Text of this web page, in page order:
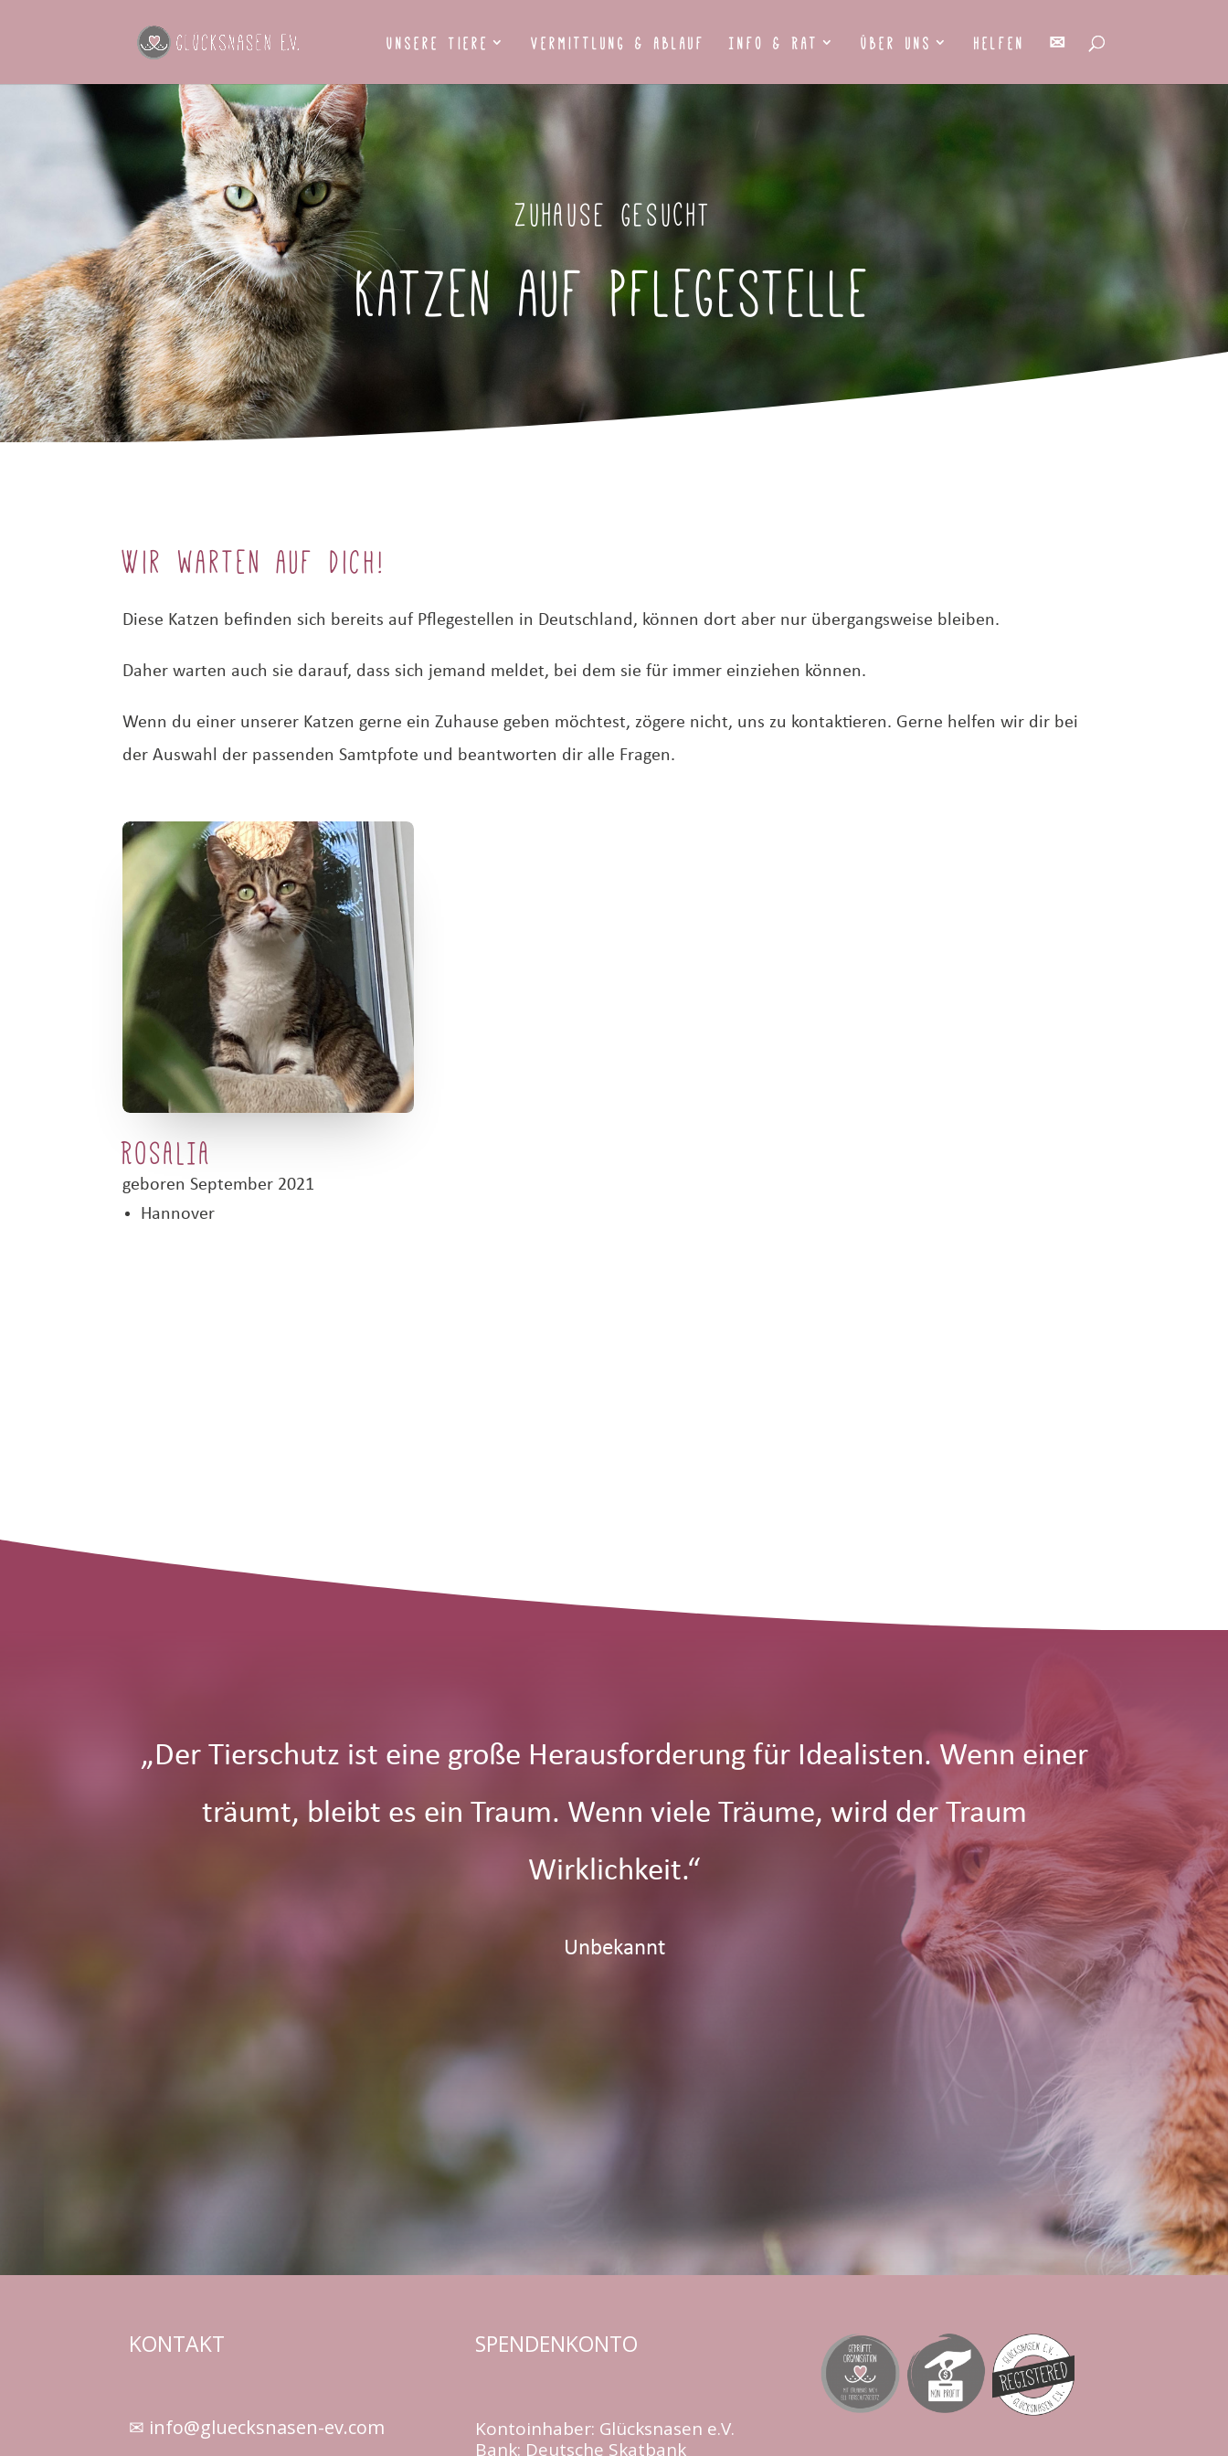
Unsere Tiere Vermittlung & Ablauf Info & Rat Über uns Helfen ✉
ZUHAUSE GESUCHT
Katzen auf Pflegestelle
Wir warten auf dich!
Diese Katzen befinden sich bereits auf Pflegestellen in Deutschland, können dort aber nur übergangsweise bleiben.
Daher warten auch sie darauf, dass sich jemand meldet, bei dem sie für immer einziehen können.
Wenn du einer unserer Katzen gerne ein Zuhause geben möchtest, zögere nicht, uns zu kontaktieren. Gerne helfen wir dir bei
der Auswahl der passenden Samtpfote und beantworten dir alle Fragen.
ROSALIA
geboren September 2021
Hannover
„Der Tierschutz ist eine große Herausforderung für Idealisten. Wenn einer
träumt, bleibt es ein Traum. Wenn viele Träume, wird der Traum
Wirklichkeit.“
Unbekannt
KONTAKT
✉ info@gluecksnasen-ev.com
SPENDENKONTO
Kontoinhaber: Glücksnasen e.V.
Bank: Deutsche Skatbank